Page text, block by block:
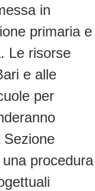
in
primaria e
Le risorse
e alle
per
Sezione
procedura